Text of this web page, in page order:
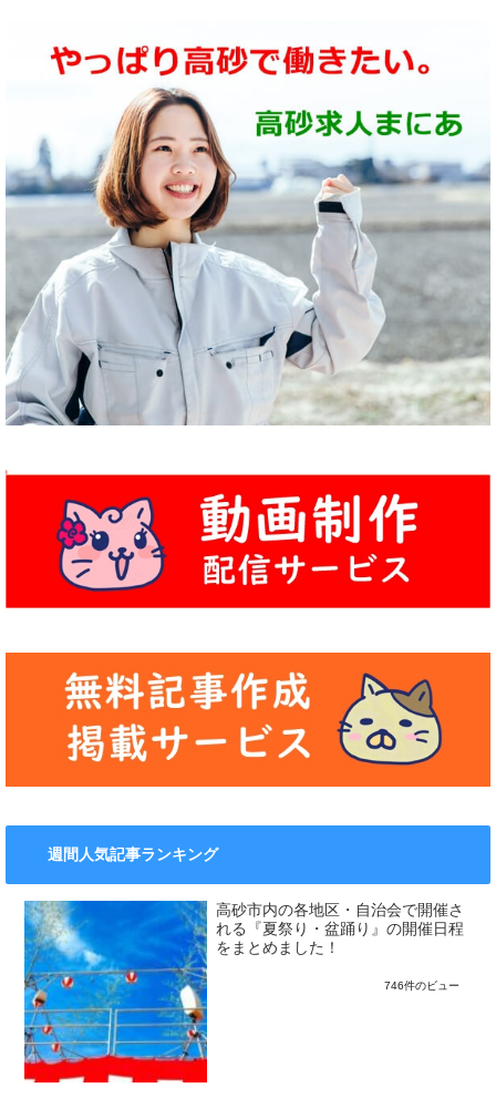
週間人気記事ランキング
高砂市内の各地区・自治会で開催さ
れる『夏祭り・盆踊り』の開催日程
をまとめました！
746件のビュー